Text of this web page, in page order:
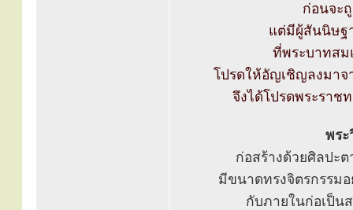
ก่อนจะ
แต่มีผู้สันนิษฐ
ที่พระบาทสม
โปรดให้อัญเชิญลงมาจ
จึงได้โปรดพระราช
พระ
ก่อสร้างด้วยศิลปะ
มีขนาดทรงจิตรกรรม
กับภายในก่อเป็น